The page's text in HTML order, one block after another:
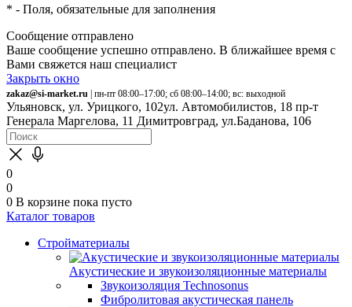
* - Поля, обязательные для заполнения
Сообщение отправлено
Ваше сообщение успешно отправлено. В ближайшее время с
Вами свяжется наш специалист
Закрыть окно
zakaz@si-market.ru | пн-пт 08:00–17:00; сб 08:00–14:00; вс: выходной
Ульяновск, ул. Урицкого, 102ул. Автомобилистов, 18 пр-т
Генерала Маргелова, 11 Димитровград, ул.Баданова, 106
0
0
0 В корзине пока пусто
Каталог товаров
Стройматериалы
Акустические и звукоизоляционные материалы
Звукоизоляция Technosonus
Фибролитовая акустическая панель